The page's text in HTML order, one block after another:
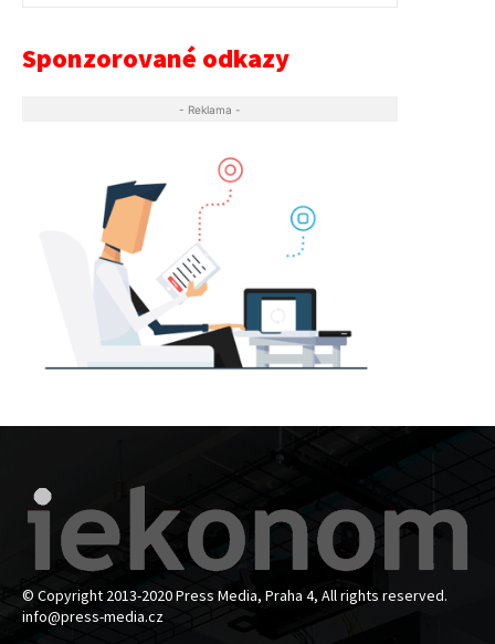
Sponzorované odkazy
- Reklama -
© Copyright 2013-2020 Press Media, Praha 4, All rights reserved.
info@press-media.cz